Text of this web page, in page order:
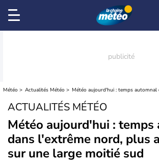
Météo Actualités Météo
ACTUALITÉS MÉTÉO
Météo aujourd'hui : temps
dans l'extrême nord, plus
sur une large moitié sud